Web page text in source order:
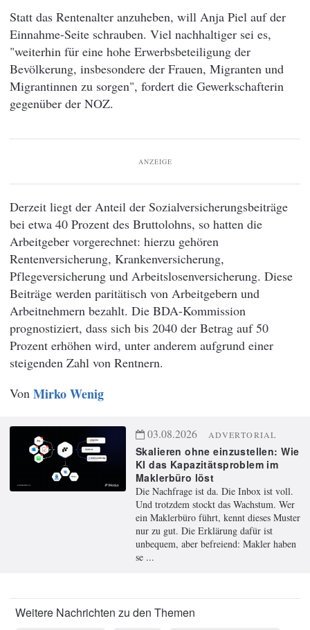
Statt das Rentenalter anzuheben, will Anja Piel auf der
Einnahme-Seite schrauben. Viel nachhaltiger sei es,
"weiterhin für eine hohe Erwerbsbeteiligung der
Bevölkerung, insbesondere der Frauen, Migranten und
Migrantinnen zu sorgen", fordert die Gewerkschafterin
gegenüber der NOZ.
ANZEIGE
Derzeit liegt der Anteil der Sozialversicherungsbeiträge
bei etwa 40 Prozent des Bruttolohns, so hatten die
Arbeitgeber vorgerechnet: hierzu gehören
Rentenversicherung, Krankenversicherung,
Pflegeversicherung und Arbeitslosenversicherung. Diese
Beiträge werden paritätisch von Arbeitgebern und
Arbeitnehmern bezahlt. Die BDA-Kommission
prognostiziert, dass sich bis 2040 der Betrag auf 50
Prozent erhöhen wird, unter anderem aufgrund einer
steigenden Zahl von Rentnern.
Von Mirko Wenig
03.08.2026 ADVERTORIAL
Skalieren ohne einzustellen: Wie
KI das Kapazitätsproblem im
Maklerbüro löst
Die Nachfrage ist da. Die Inbox ist voll.
Und trotzdem stockt das Wachstum. Wer
ein Maklerbüro führt, kennt dieses Muster
nur zu gut. Die Erklärung dafür ist
unbequem, aber befreiend: Makler haben
se ...